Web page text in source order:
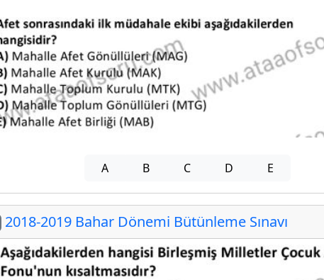
A B C D E
2018-2019 Bahar Dönemi Bütünleme Sınavı